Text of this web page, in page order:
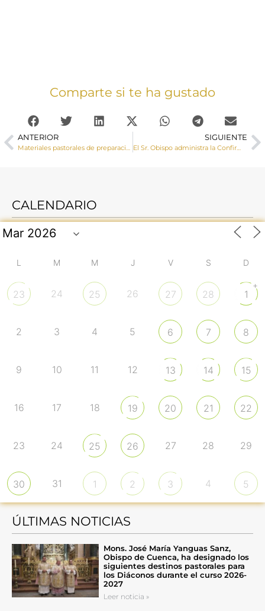
Comparte si te ha gustado
ANTERIOR
Materiales pastorales de preparación para la visita del Papa León XIV
SIGUIENTE
El Sr. Obispo administra la Confirmación a un numero grupo de adolescentes en San Clemente
CALENDARIO
L M M J V S D
23 24 25 26 27 28 1
+
2 3 4 5 6 7 8
9 10 11 12 13 14 15
16 17 18 19 20 21 22
23 24 25 26 27 28 29
30 31 1 2 3 4 5
ÚLTIMAS NOTICIAS
Mons. José María Yanguas Sanz,
Obispo de Cuenca, ha designado los
siguientes destinos pastorales para
los Diáconos durante el curso 2026-
2027
Leer noticia »